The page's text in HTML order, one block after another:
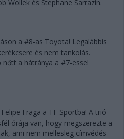
Wollek és Stephane Sarrazin.
a #8-as Toyota! Legalábbis
és nem tankolás.
a hátránya a #7-essel
Fraga a TF Sportba! A trió
órája van, hogy megszerezte a
ami nem mellesleg címvédés